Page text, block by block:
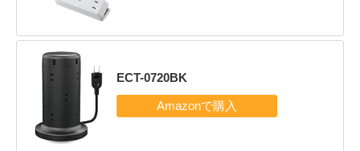
ECT-0720BK